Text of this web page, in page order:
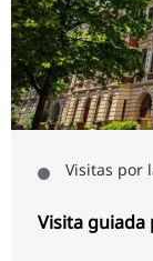
Visitas por
Visita guiada